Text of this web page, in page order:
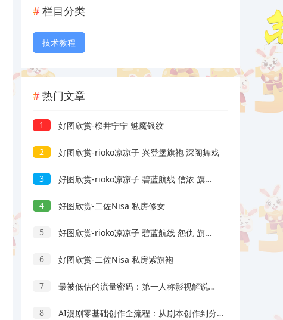
栏目分类
技术教程
热门文章
1 好图欣赏-桜井宁宁 魅魔银纹
2 好图欣赏-rioko凉凉子 兴登堡旗袍 深阁舞戏
3 好图欣赏-rioko凉凉子 碧蓝航线 信浓 旗袍 相融一梦
4 好图欣赏-二佐Nisa 私房修女
5 好图欣赏-rioko凉凉子 碧蓝航线 怨仇 旗袍 杯盏盈芳华
6 好图欣赏-二佐Nisa 私房紫旗袍
7 最被低估的流量密码：第一人称影视解说，条条爆款100w+！【保姆级教学】
8 AI漫剧零基础创作全流程：从剧本创作到分镜剪辑，全套提示词模板直接落地出片